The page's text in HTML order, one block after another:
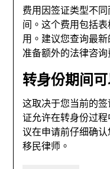
费用因签证类型不
间。这个费用包括
用。建议您查询最
准备额外的法律咨询
转身份期间
这取决于您当前的
证允许在转身份过
议在申请前仔细确
移民律师。